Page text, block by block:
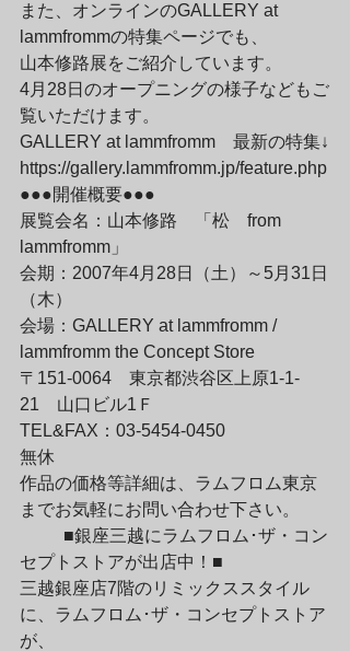
また、オンラインのGALLERY at
lammfrommの特集ページでも、
山本修路展をご紹介しています。
4月28日のオープニングの様子などもご
覧いただけます。
GALLERY at lammfromm　最新の特集↓
https://gallery.lammfromm.jp/feature.php
●●●開催概要●●●
展覧会名：山本修路　「松　from
lammfromm」
会期：2007年4月28日（土）～5月31日
（木）
会場：GALLERY at lammfromm /
lammfromm the Concept Store
〒151-0064　東京都渋谷区上原1-1-
21　山口ビル1Ｆ
TEL&FAX：03-5454-0450
無休
作品の価格等詳細は、ラムフロム東京
までお気軽にお問い合わせ下さい。
セプトストアが出店中！■
三越銀座店7階のリミックススタイル
に、ラムフロム･ザ・コンセプトストア
が、